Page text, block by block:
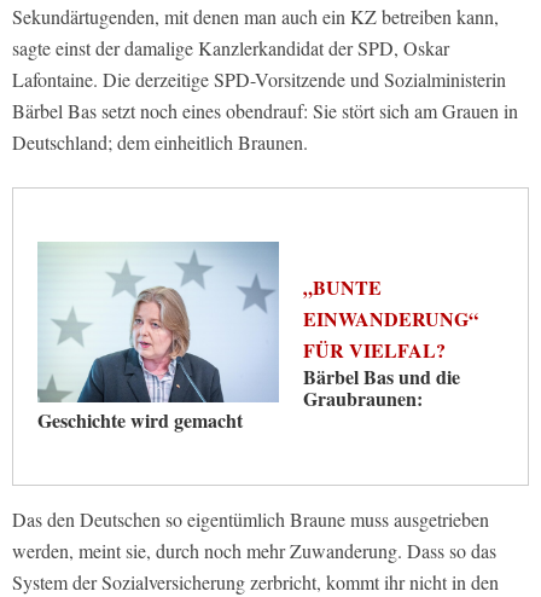
Sekundärtugenden, mit denen man auch ein KZ betreiben kann,
sagte einst der damalige Kanzlerkandidat der SPD, Oskar
Lafontaine. Die derzeitige SPD-Vorsitzende und Sozialministerin
Bärbel Bas setzt noch eines obendrauf: Sie stört sich am Grauen in
Deutschland; dem einheitlich Braunen.
„BUNTE
EINWANDERUNG“
FÜR VIELFAL?
Bärbel Bas und die
Graubraunen:
Geschichte wird gemacht
Das den Deutschen so eigentümlich Braune muss ausgetrieben
werden, meint sie, durch noch mehr Zuwanderung. Dass so das
System der Sozialversicherung zerbricht, kommt ihr nicht in den